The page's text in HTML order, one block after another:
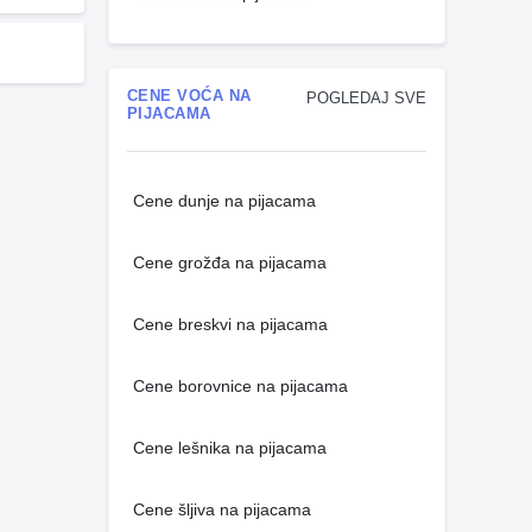
POGLEDAJ SVE
CENE VOĆA NA
PIJACAMA
Cene dunje na pijacama
Cene grožđa na pijacama
Cene breskvi na pijacama
Cene borovnice na pijacama
Cene lešnika na pijacama
Cene šljiva na pijacama